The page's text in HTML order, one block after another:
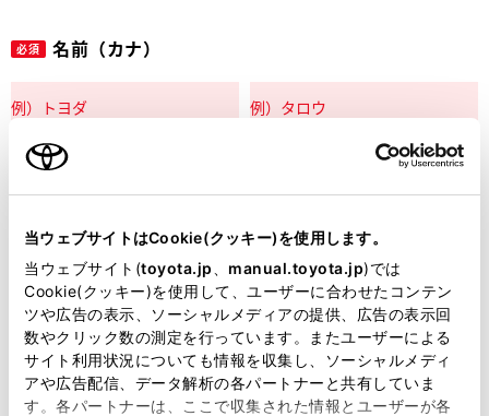
当ウェブサイトはCookie(クッキー)を使用します。
当ウェブサイト(toyota.jp manual.toyota.jp)では
Cookie(クッキー)を使用して、ユーザーに合わせたコンテン
ツや広告の表示、ソーシャルメディアの提供、広告の表示回
数やクリック数の測定を行っています。またユーザーによる
サイト利用状況についても情報を収集し、ソーシャルメディ
アや広告配信、データ解析の各パートナーと共有していま
す。各パートナーは、ここで収集された情報とユーザーが各
必須 名前（カナ）
郵便番号
住所自動入力
必須 都道府県